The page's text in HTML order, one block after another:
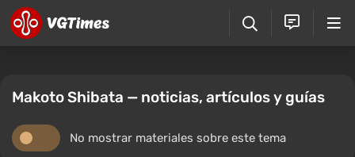
Makoto Shibata — noticias, artículos y guías
No mostrar materiales sobre este tema